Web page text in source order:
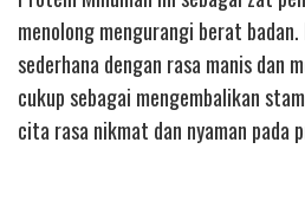
menolong mengurangi berat
sederhana dengan rasa manis dan
cukup sebagai mengembalikan
cita rasa nikmat dan nyaman pada